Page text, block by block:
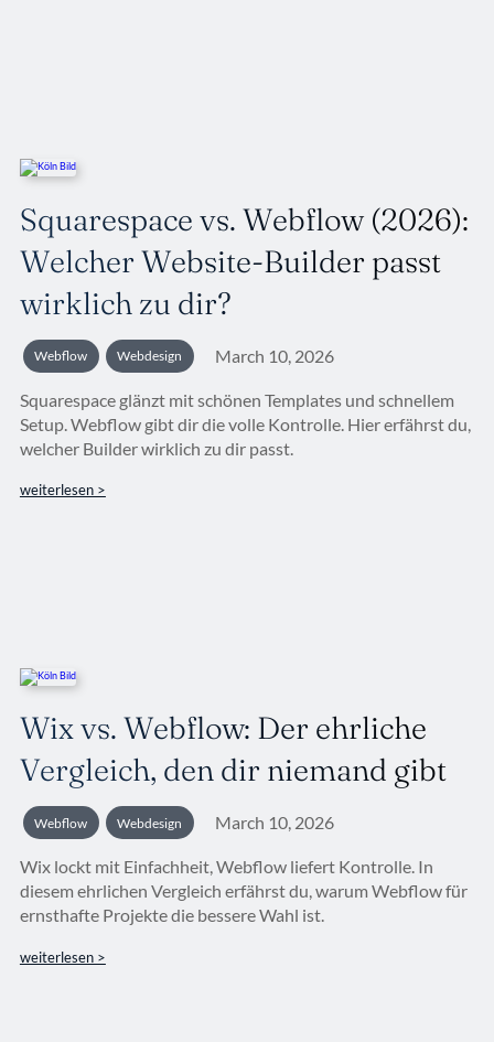
Squarespace vs. Webflow (2026):
Welcher Website-Builder passt
wirklich zu dir?
Webflow Webdesign March 10, 2026
Squarespace glänzt mit schönen Templates und schnellem
Setup. Webflow gibt dir die volle Kontrolle. Hier erfährst du,
welcher Builder wirklich zu dir passt.
weiterlesen >
Wix vs. Webflow: Der ehrliche
Vergleich, den dir niemand gibt
Webflow Webdesign March 10, 2026
Wix lockt mit Einfachheit, Webflow liefert Kontrolle. In
diesem ehrlichen Vergleich erfährst du, warum Webflow für
ernsthafte Projekte die bessere Wahl ist.
weiterlesen >